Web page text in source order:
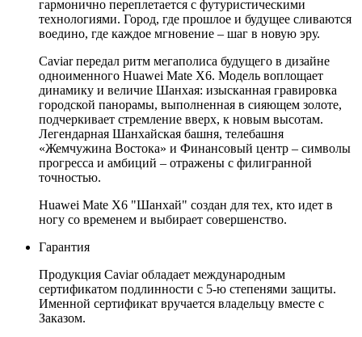
гармонично переплетается с футуристическими
технологиями. Город, где прошлое и будущее сливаются
воедино, где каждое мгновение – шаг в новую эру.
Caviar передал ритм мегаполиса будущего в дизайне
одноименного Huawei Mate X6. Модель воплощает
динамику и величие Шанхая: изысканная гравировка
городской панорамы, выполненная в сияющем золоте,
подчеркивает стремление вверх, к новым высотам.
Легендарная Шанхайская башня, телебашня
«Жемчужина Востока» и Финансовый центр – символы
прогресса и амбиций – отражены с филигранной
точностью.
Huawei Mate X6 "Шанхай" создан для тех, кто идет в
ногу со временем и выбирает совершенство.
Гарантия
Продукция Caviar обладает международным
сертификатом подлинности с 5-ю степенями защиты.
Именной сертификат вручается владельцу вместе с
Заказом.